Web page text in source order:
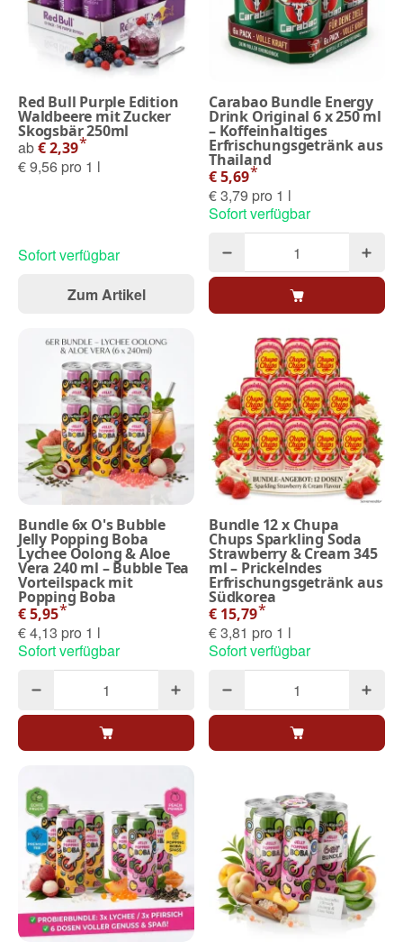
Red Bull Purple Edition
Waldbeere mit Zucker
Skogsbär 250ml
ab€ 2,39*
€ 9,56 pro 1 l
Sofort verfügbar
Zum Artikel
Carabao Bundle Energy
Drink Original 6 x 250 ml
– Koffeinhaltiges
Erfrischungsgetränk aus
Thailand
€ 5,69*
€ 3,79 pro 1 l
Sofort verfügbar
Bundle 6x O's Bubble
Jelly Popping Boba
Lychee Oolong & Aloe
Vera 240 ml – Bubble Tea
Vorteilspack mit
Popping Boba
€ 5,95*
€ 4,13 pro 1 l
Sofort verfügbar
Bundle 12 x Chupa
Chups Sparkling Soda
Strawberry & Cream 345
ml – Prickelndes
Erfrischungsgetränk aus
Südkorea
€ 15,79*
€ 3,81 pro 1 l
Sofort verfügbar